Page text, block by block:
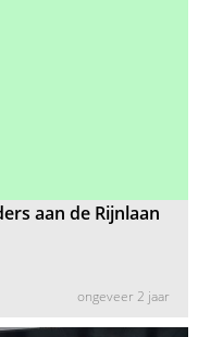
aan de Rijnlaan
ongeveer 2 jaar